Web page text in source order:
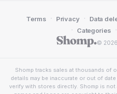
©
Terms · Privacy · Data
· Categories ·
Shomp tracks sales at thousands of
details may be inaccurate or out of
verify with stores directly. Shomp is